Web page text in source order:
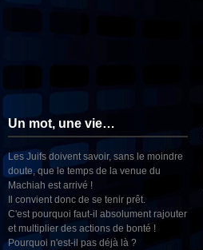
Un mot, une vie…
Les Juifs doivent savoir, sans le moindre
doute, que le temps de la venue du
Machiah est arrivé !
Il convient donc de se tenir prêt.
C'est pourquoi faut-il absolument rajouter
et multiplier des actions de bonté !
Pourquoi n'est-il pas déjà là ?